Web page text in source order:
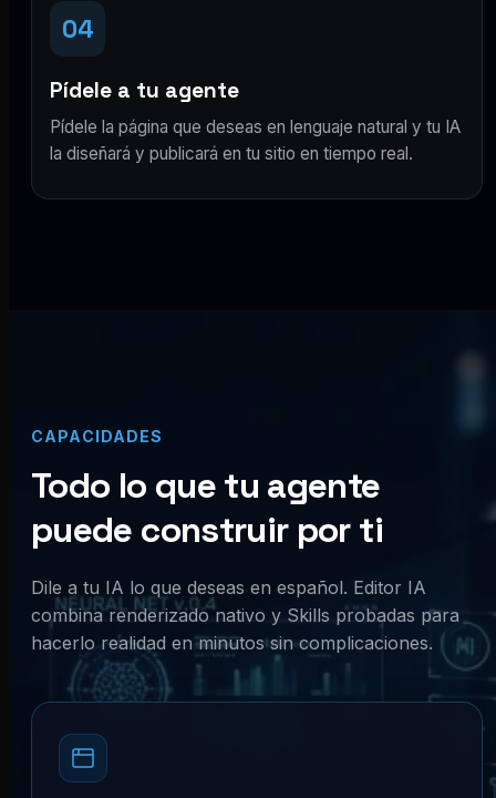
04
Pídele a tu agente
Pídele la página que deseas en lenguaje natural y tu IA
la diseñará y publicará en tu sitio en tiempo real.
CAPACIDADES
Todo lo que tu agente
puede construir por ti
Dile a tu IA lo que deseas en español. Editor IA
combina renderizado nativo y Skills probadas para
hacerlo realidad en minutos sin complicaciones.